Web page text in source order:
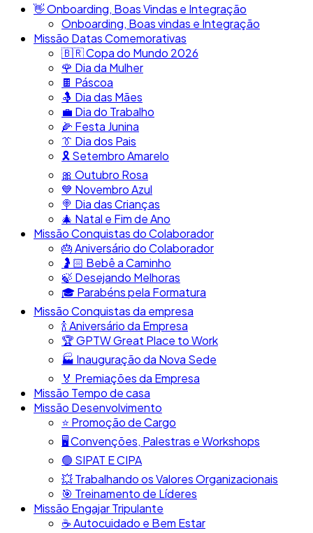
👋​ Onboarding, Boas Vindas e Integração
Onboarding, Boas vindas e Integração
Missão Datas Comemorativas
🇧🇷​ Copa do Mundo 2026
🌹 Dia da Mulher
🍫​ Páscoa
🤱​ Dia das Mães
💼​ Dia do Trabalho
🌽 Festa Junina
👔​ Dia dos Pais
🎗️​​ Setembro Amarelo
🎀​ Outubro Rosa
​💙​ Novembro Azul
🍭​ Dia das Crianças
🎄​ Natal e Fim de Ano
Missão Conquistas do Colaborador
🎂​ Aniversário do Colaborador
🤰🏻​ Bebê a Caminho
🍃​ Desejando Melhoras
🎓​ Parabéns pela Formatura
Missão Conquistas da empresa
​🍾​ Aniversário da Empresa
🏆​ GPTW Great Place to Work
🏭​ Inauguração da Nova Sede
🏅 Premiações da Empresa
Missão Tempo de casa
Missão Desenvolvimento
⭐​ Promoção de Cargo
🖥️​ Convenções, Palestras e Workshops
🟢​ SIPAT E CIPA
💥​ Trabalhando os Valores Organizacionais
​🎯​ Treinamento de Líderes
Missão Engajar Tripulante
☕​ Autocuidado e Bem Estar